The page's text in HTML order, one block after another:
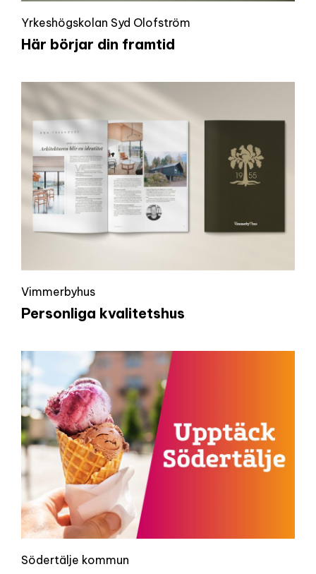
Yrkeshögskolan Syd Olofström
Här börjar din framtid
Vimmerbyhus
Personliga kvalitetshus
Södertälje kommun